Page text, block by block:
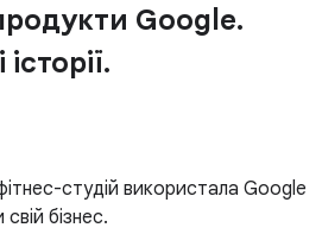
Google.
студій використала Google
бізнес.